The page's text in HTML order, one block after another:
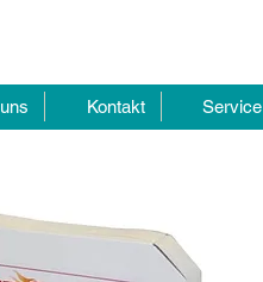
Kontakt Service